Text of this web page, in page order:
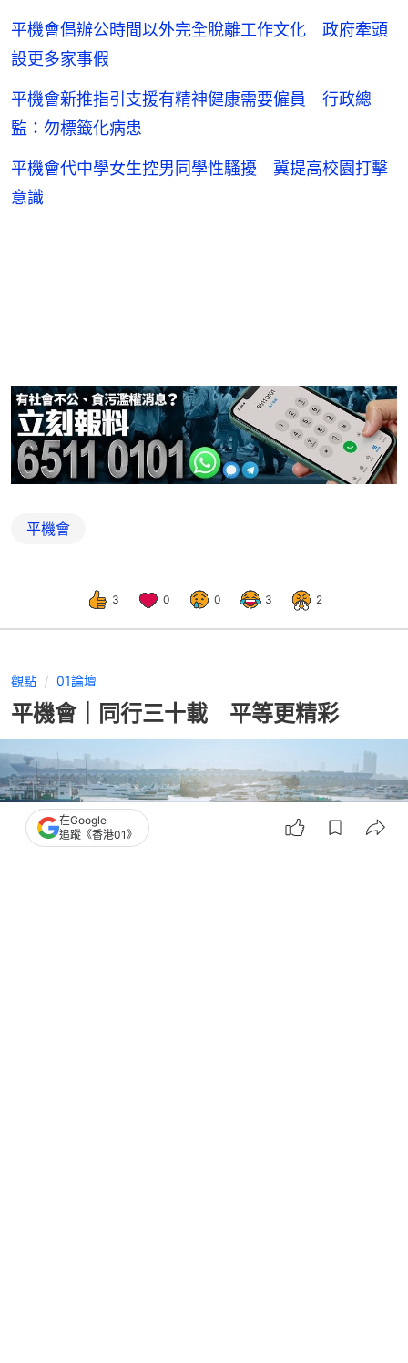
平機會倡辦公時間以外完全脫離工作文化 政府牽頭
設更多家事假
平機會新推指引支援有精神健康需要僱員 行政總
監：勿標籤化病患
平機會代中學女生控男同學性騷擾 冀提高校園打擊
意識
平機會
3 0 0 3 2
觀點 01論壇
平機會｜同行三十載 平等更精彩
在Google
追蹤《香港01》